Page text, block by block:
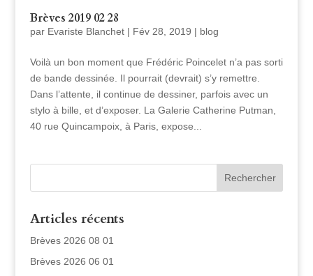
Brèves 2019 02 28
par Evariste Blanchet| Fév 28, 2019 | blog
Voilà un bon moment que Frédéric Poincelet n’a pas sorti
de bande dessinée. Il pourrait (devrait) s’y remettre.
Dans l’attente, il continue de dessiner, parfois avec un
stylo à bille, et d’exposer. La Galerie Catherine Putman,
40 rue Quincampoix, à Paris, expose...
Articles récents
Brèves 2026 08 01
Brèves 2026 06 01